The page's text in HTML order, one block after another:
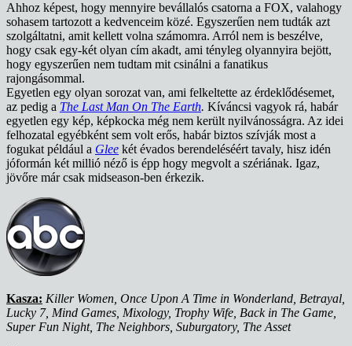
Ahhoz képest, hogy mennyire bevállalós csatorna a FOX, valahogy
sohasem tartozott a kedvenceim közé. Egyszerűen nem tudták azt
szolgáltatni, amit kellett volna számomra. Arról nem is beszélve,
hogy csak egy-két olyan cím akadt, ami tényleg olyannyira bejött,
hogy egyszerűen nem tudtam mit csinálni a fanatikus
rajongásommal.
Egyetlen egy olyan sorozat van, ami felkeltette az érdeklődésemet,
az pedig a The Last Man On The Earth. Kíváncsi vagyok rá, habár
egyetlen egy kép, képkocka még nem került nyilvánosságra. Az idei
felhozatal egyébként sem volt erős, habár biztos szívják most a
fogukat például a Glee két évados berendeléséért tavaly, hisz idén
jóformán két millió néző is épp hogy megvolt a szériának. Igaz,
jövőre már csak midseason-ben érkezik.
Kasza: Killer Women, Once Upon A Time in Wonderland, Betrayal,
Lucky 7, Mind Games, Mixology, Trophy Wife, Back in The Game,
Super Fun Night, The Neighbors, Suburgatory, The Asset